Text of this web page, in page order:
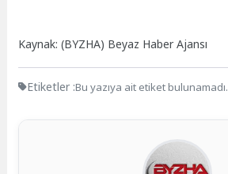
Kaynak: (BYZHA) Beyaz Haber Ajansı
Etiketler :Bu yazıya ait etiket bulunamadı.